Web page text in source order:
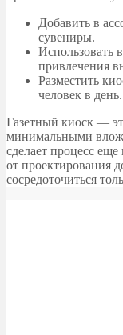
Добавить в
сувениры.
Использовать
привлечения
Разместить
человек в день.
Газетный киоск —
минимальными
сделает процесс
от проектирования
сосредоточиться